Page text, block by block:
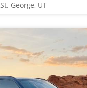
St. George, UT